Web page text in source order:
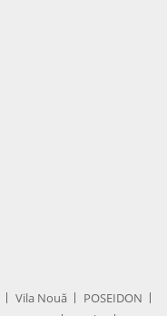
Vila Nouă
POSEIDON